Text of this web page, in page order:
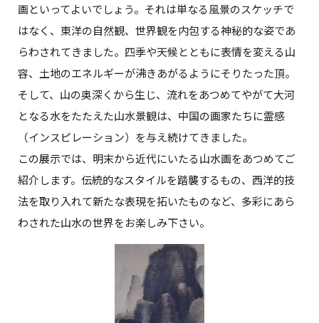
画といってよいでしょう。それは単なる風景のスケッチで
はなく、東洋の自然観、世界観を内包する神秘的な姿であ
らわされてきました。四季や天候とともに表情を変える山
容、土地のエネルギーが沸きあがるようにそりたった頂。
そして、山の奥深くから生じ、流れをあつめてやがて大河
となる水をたたえた山水景観は、中国の画家たちに霊感
（インスピレーション）を与え続けてきました。
この展示では、明末から近代にいたる山水画をあつめてご
紹介します。伝統的なスタイルを踏襲するもの、西洋的技
法を取り入れて新たな表現を拓いたものなど、多彩にあら
わされた山水の世界をお楽しみ下さい。